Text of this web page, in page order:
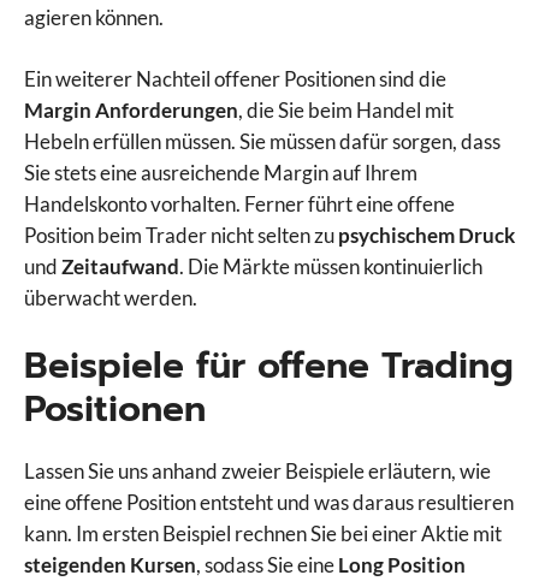
agieren können.
Ein weiterer Nachteil offener Positionen sind die
Margin Anforderungen, die Sie beim Handel mit
Hebeln erfüllen müssen. Sie müssen dafür sorgen, dass
Sie stets eine ausreichende Margin auf Ihrem
Handelskonto vorhalten. Ferner führt eine offene
Position beim Trader nicht selten zupsychischem Druck
undZeitaufwand. Die Märkte müssen kontinuierlich
überwacht werden.
Beispiele für offene Trading
Positionen
Lassen Sie uns anhand zweier Beispiele erläutern, wie
eine offene Position entsteht und was daraus resultieren
kann. Im ersten Beispiel rechnen Sie bei einer Aktie mit
steigenden Kursen, sodass Sie eineLong Position